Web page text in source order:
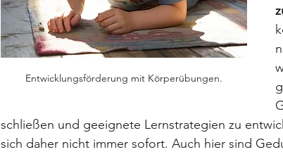
Entwicklungsförderung mit Körperübungen.
schließen und geeignete Lernstrategien zu
sich daher nicht immer sofort. Auch hier sind